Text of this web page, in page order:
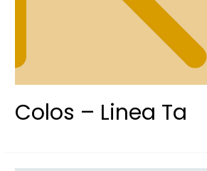
Colos – Linea Ta